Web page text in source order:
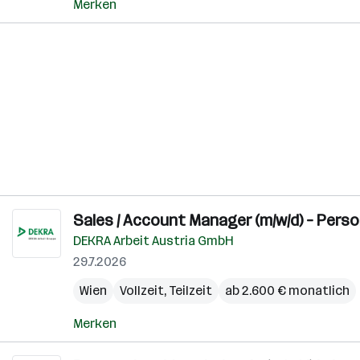
Merken
Sales / Account Manager (m/w/d) –
DEKRA Arbeit Austria GmbH
29.7.2026
Wien
Vollzeit, Teilzeit ab 2.600 € monatlich
Merken